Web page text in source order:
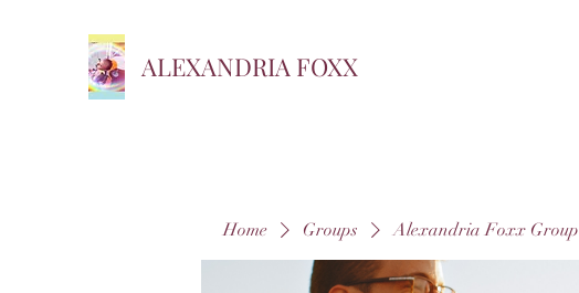
ALEXANDRIA FOXX
Home Groups Alexandria Foxx Group